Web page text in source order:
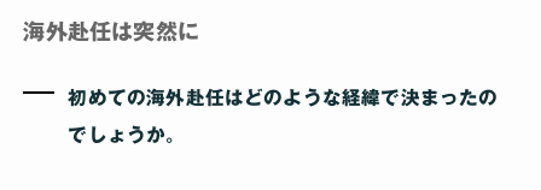
海外赴任は突然に
初めての海外赴任はどのような経緯で決まったの
でしょうか｡